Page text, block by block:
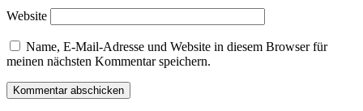
Website
Name, E-Mail-Adresse und Website in diesem Browser für
meinen nächsten Kommentar speichern.